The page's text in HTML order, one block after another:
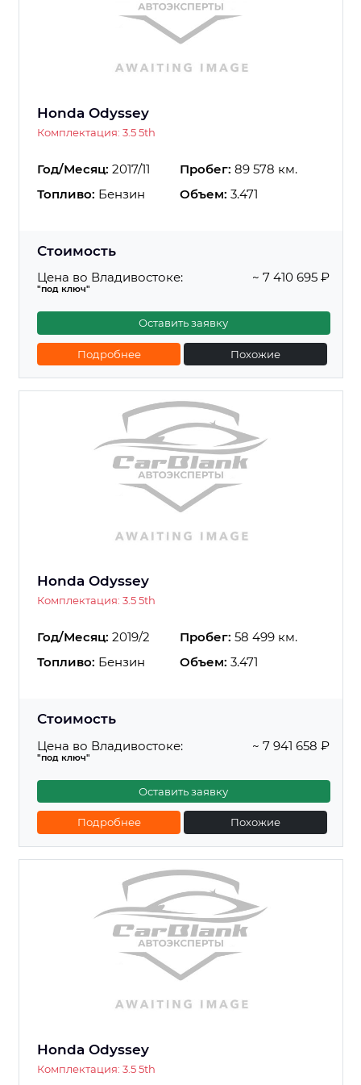
Honda Odyssey
Комплектация: 3.5 5th
Год/Месяц: 2017/11 Пробег: 89 578 км.
Топливо: Бензин Объем: 3.471
Стоимость
Цена во Владивостоке:
"под ключ"
~ 7 410 695 ₽
Оставить заявку
Подробнее Похожие
Honda Odyssey
Комплектация: 3.5 5th
Год/Месяц: 2019/2 Пробег: 58 499 км.
Топливо: Бензин Объем: 3.471
Стоимость
Цена во Владивостоке:
"под ключ"
~ 7 941 658 ₽
Оставить заявку
Подробнее Похожие
Honda Odyssey
Комплектация: 3.5 5th